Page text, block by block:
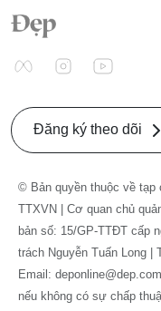
Đăng ký theo dõi
© Bản quyền thuộc về tạp
TTXVN | Cơ quan chủ
bản số: 15/GP-TTĐT cấp
trách Nguyễn Tuấn Long |
Email:
nếu không có sự chấp